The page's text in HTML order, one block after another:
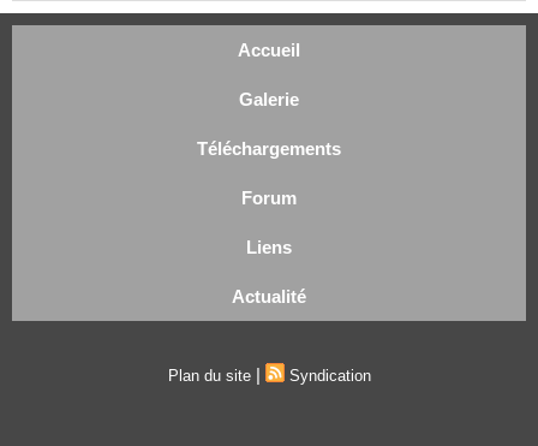
Accueil
Galerie
Téléchargements
Forum
Liens
Actualité
Plan du site | Syndication